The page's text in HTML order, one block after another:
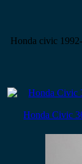
Honda civic
Honda Civic